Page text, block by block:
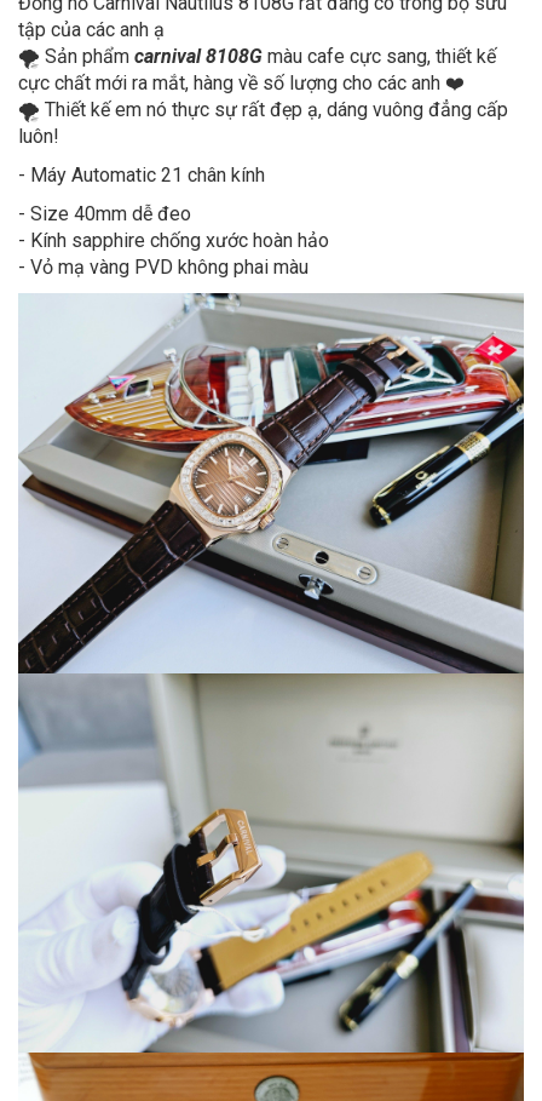
tập của các anh ạ
🌪 Sản phẩm carnival 8108G màu cafe cực sang, thiết kế
cực chất mới ra mắt, hàng về số lượng cho các anh ❤️
🌪 Thiết kế em nó thực sự rất đẹp ạ, dáng vuông đẳng cấp
luôn!
- Máy Automatic 21 chân kính
- Size 40mm dễ đeo
- Kính sapphire chống xước hoàn hảo
- Vỏ mạ vàng PVD không phai màu